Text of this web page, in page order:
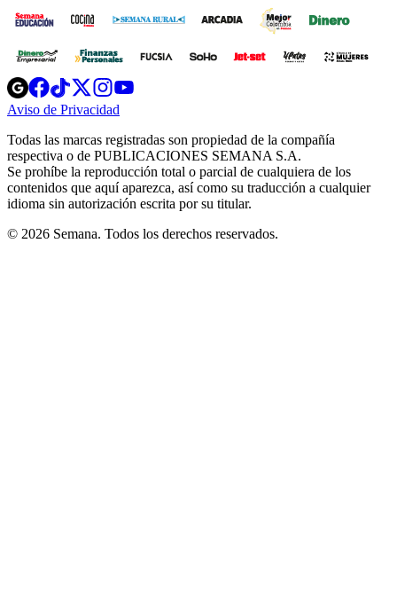
Opens
in
new
Opens
in
new
Opens
in
new
window
Opens
new
windowwindow
Aviso de Privacidad
new
window
Todas las marcas registradas son propiedad de la compañía
respectiva o de PUBLICACIONES SEMANA S.A.
Se prohíbe la reproducción total o parcial de cualquiera de los
contenidos que aquí aparezca, así como su traducción a cualquier
idioma sin autorización escrita por su titular.
© 2026 Semana. Todos los derechos reservados.